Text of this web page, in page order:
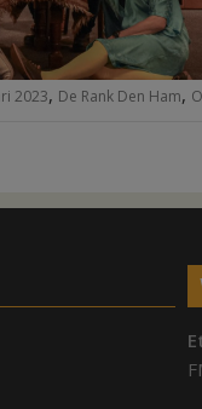
2023, De Rank Den Ham,